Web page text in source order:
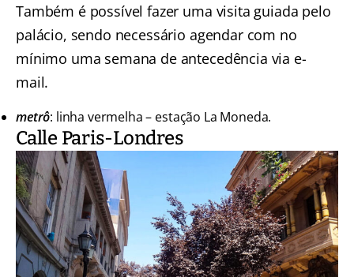
Também é possível fazer uma visita guiada pelo
palácio, sendo necessário agendar com no
mínimo uma semana de antecedência via e-
mail.
metrô: linha vermelha – estação La Moneda.
Calle Paris-Londres